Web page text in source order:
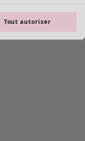
Tout autoriser